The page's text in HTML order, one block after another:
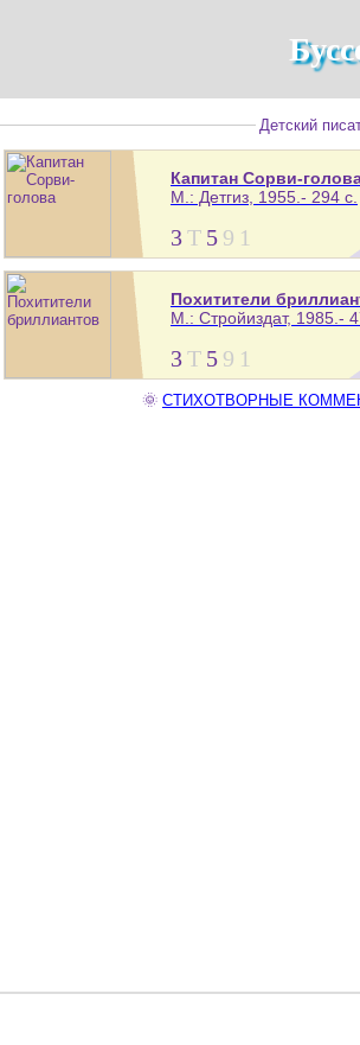
Детский
Капитан Сорви-
М.: Детгиз, 1955.- 294 с.
3Т 5 9 1
Похитители
М.: Стройиздат, 1985.-
3Т 5 9 1
🌞 СТИХОТВОРНЫЕ